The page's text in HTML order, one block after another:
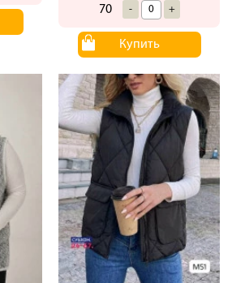
70 - +
Купить